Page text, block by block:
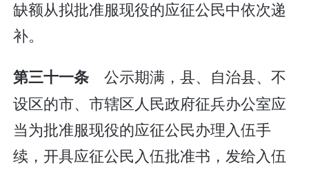
缺额从拟批准服现役的应征公民中依次递
补。
第三十一条 公示期满，县、自治县、不
设区的市、市辖区人民政府征兵办公室应
当为批准服现役的应征公民办理入伍手
续，开具应征公民入伍批准书，发给入伍